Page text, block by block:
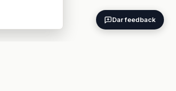
Dar feedback